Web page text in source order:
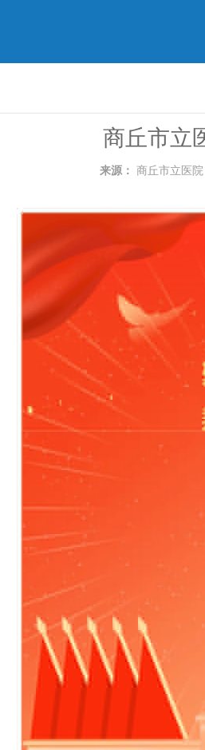
商丘市立
来源： 商丘市立医院